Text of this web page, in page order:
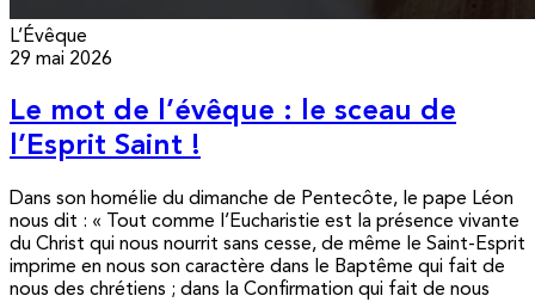
L’Évêque
29 mai 2026
Le mot de l’évêque : le sceau de
l’Esprit Saint !
Dans son homélie du dimanche de Pentecôte, le pape Léon
nous dit : « Tout comme l’Eucharistie est la présence vivante
du Christ qui nous nourrit sans cesse, de même le Saint-Esprit
imprime en nous son caractère dans le Baptême qui fait de
nous des chrétiens ; dans la Confirmation qui fait de nous